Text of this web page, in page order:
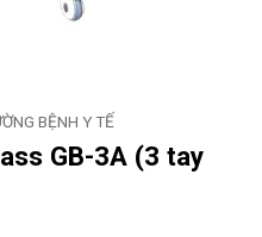
BỆNH Y TẾ
GB-3A (3 tay